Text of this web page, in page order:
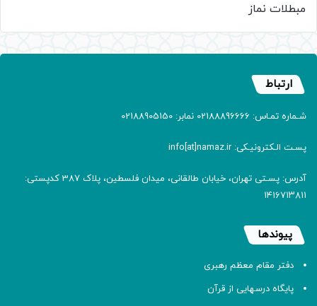
مبطلات نماز
ارتباط
شـماره تمـاس: 02188896666 نمابر: 02188905150
پسـت الـکترونیـکی: info[at]namaz.ir
آدرس: پسـتی تهران، خیابان طالقانی، میدان فلسطین، پلاک 387 کدپستی:
۱۴۱۶۷۱۳۸۱۱
پیوندها
دفتر مقام معظم رهبری
پایگاه درسهایی از قرآن